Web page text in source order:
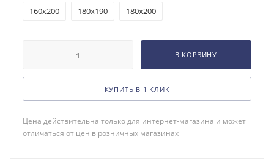
160x200 180x190 180x200
В КОРЗИНУ
КУПИТЬ В 1 КЛИК
Цена действительна только для интернет-магазина и может
отличаться от цен в розничных магазинах